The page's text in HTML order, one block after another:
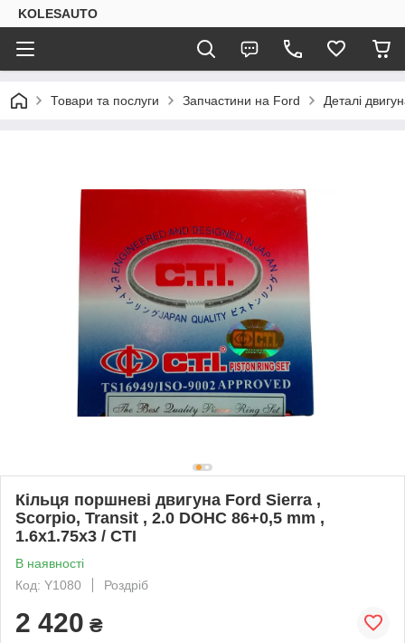
KOLESAUTO
Товари та послуги Запчастини на Ford Деталі
Кільця поршневі двигуна Ford Sierra ,
Scorpio, Transit , 2.0 DOHC 86+0,5 mm ,
1.6х1.75х3 / CTI
В наявності
Код: Y1080
Роздріб
2 420 ₴